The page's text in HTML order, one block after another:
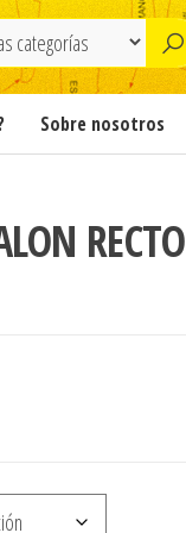
Sobre nosotros
RECTO